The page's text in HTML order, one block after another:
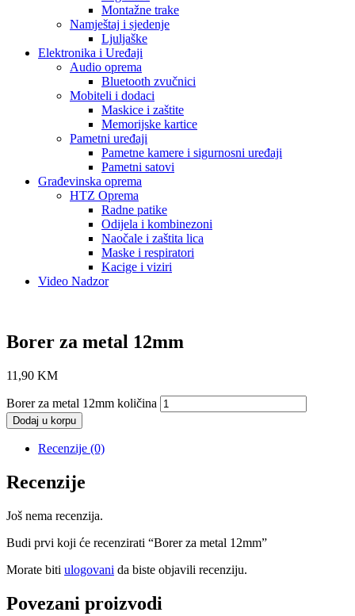
Montažne trake
Namještaj i sjedenje
Ljuljaške
Elektronika i Uređaji
Audio oprema
Bluetooth zvučnici
Mobiteli i dodaci
Maskice i zaštite
Memorijske kartice
Pametni uređaji
Pametne kamere i sigurnosni uređaji
Pametni satovi
Građevinska oprema
HTZ Oprema
Radne patike
Odijela i kombinezoni
Naočale i zaštita lica
Maske i respiratori
Kacige i viziri
Video Nadzor
Borer za metal 12mm
11,90 KM
Borer za metal 12mm količina
Dodaj u korpu
Recenzije (0)
Recenzije
Još nema recenzija.
Budi prvi koji će recenzirati “Borer za metal 12mm”
Morate biti ulogovani da biste objavili recenziju.
Povezani proizvodi